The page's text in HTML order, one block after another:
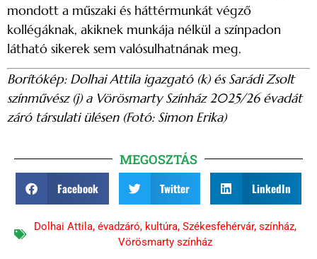
mondott a műszaki és háttérmunkát végző
kollégáknak, akiknek munkája nélkül a színpadon
látható sikerek sem valósulhatnának meg.
Borítókép: Dolhai Attila igazgató (k) és Sarádi Zsolt
színművész (j) a Vörösmarty Színház 2025/26 évadát
záró társulati ülésen (Fotó: Simon Erika)
MEGOSZTÁS
Facebook Twitter LinkedIn
Dolhai Attila, évadzáró, kultúra, Székesfehérvár, színház,
Vörösmarty színház